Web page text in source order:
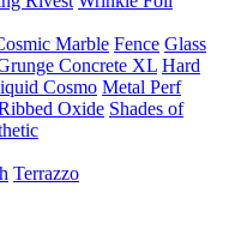
Marble Fence Glass
Concrete XL Hard
Cosmo Metal Perf
Oxide Shades of
Terrazzo